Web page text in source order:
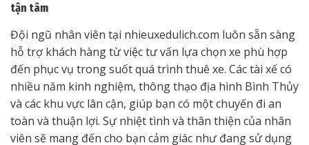
tận tâm
Đội ngũ nhân viên tại nhieuxedulich.com luôn sẵn sàng
hỗ trợ khách hàng từ việc tư vấn lựa chọn xe phù hợp
đến phục vụ trong suốt quá trình thuê xe. Các tài xế có
nhiều năm kinh nghiệm, thông thạo địa hình Bình Thủy
và các khu vực lân cận, giúp bạn có một chuyến đi an
toàn và thuận lợi. Sự nhiệt tình và thân thiện của nhân
viên sẽ mang đến cho bạn cảm giác như đang sử dụng